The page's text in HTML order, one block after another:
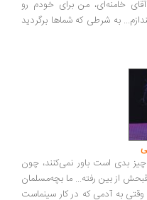
من برای خودم رو
شرطی که شماها برگردید
است باور نمی‌کنند، چون
رفته... ما بچه‌مسلمان
آدمی که در کار سینماست